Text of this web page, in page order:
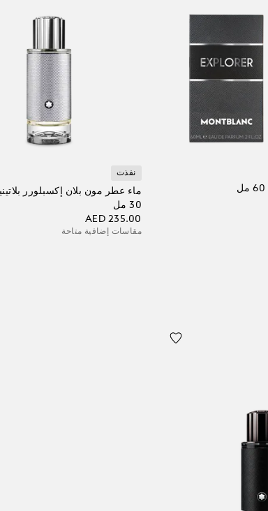
نفذت
ماء عطر مون بلان إكسبلورر
30 مل
AED 235.00
مقاسات إضافية متاحة